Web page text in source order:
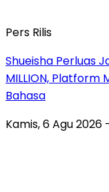
Pers Rilis
Shueisha Perluas
MILLION, Platform
Bahasa
Kamis, 6 Agu 2026